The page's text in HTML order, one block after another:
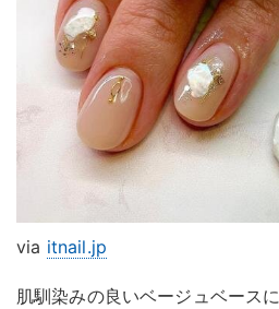
via itnail.jp
肌馴染みの良いベージュベース